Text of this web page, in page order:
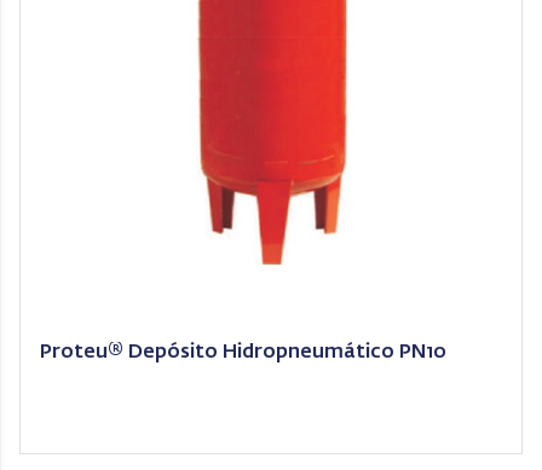
Proteu® Depósito Hidropneumático PN10